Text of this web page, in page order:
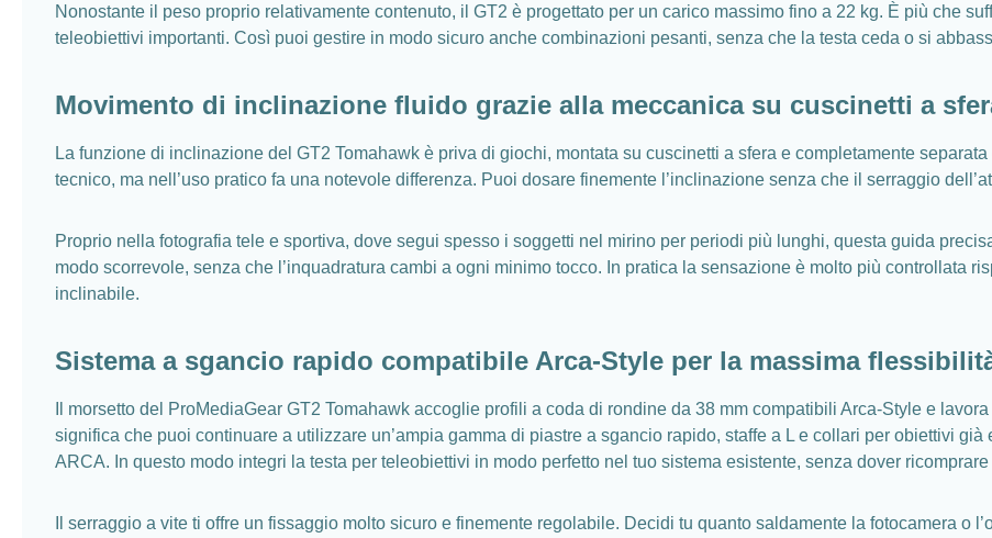
Nonostante il peso proprio relativamente contenuto, il GT2 è progettato per un carico massimo fino a 22 kg. È più che
teleobiettivi importanti. Così puoi gestire in modo sicuro anche combinazioni pesanti, senza che la testa ceda o si
Movimento di inclinazione fluido grazie alla meccanica su cuscinetti a
La funzione di inclinazione del GT2 Tomahawk è priva di giochi, montata su cuscinetti a sfera e completamente
tecnico, ma nell’uso pratico fa una notevole differenza. Puoi dosare finemente l’inclinazione senza che il serraggio
Proprio nella fotografia tele e sportiva, dove segui spesso i soggetti nel mirino per periodi più lunghi, questa guida
modo scorrevole, senza che l’inquadratura cambi a ogni minimo tocco. In pratica la sensazione è molto più controllata
inclinabile.
Sistema a sgancio rapido compatibile Arca-Style per la massima
Il morsetto del ProMediaGear GT2 Tomahawk accoglie profili a coda di rondine da 38 mm compatibili Arca-Style e
significa che puoi continuare a utilizzare un’ampia gamma di piastre a sgancio rapido, staffe a L e collari per obiettivi
ARCA. In questo modo integri la testa per teleobiettivi in modo perfetto nel tuo sistema esistente, senza dover ricomprare
Il serraggio a vite ti offre un fissaggio molto sicuro e finemente regolabile. Decidi tu quanto saldamente la fotocamera o